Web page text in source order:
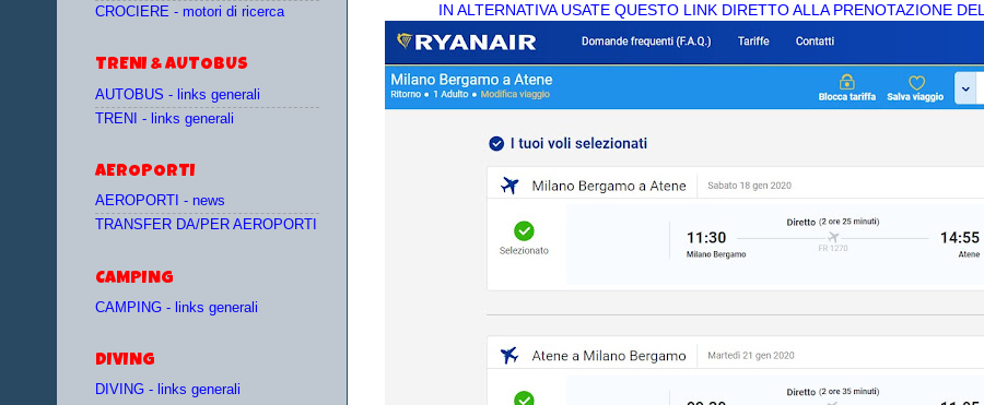
IN ALTERNATIVA USATE QUESTO LINK DIRETTO ALLA PRENOTAZIONE
CROCIERE - motori di ricerca
TRENI & AUTOBUS
AUTOBUS - links generali
TRENI - links generali
AEROPORTI
AEROPORTI - news
TRANSFER DA/PER AEROPORTI
CAMPING
CAMPING - links generali
DIVING
DIVING - links generali